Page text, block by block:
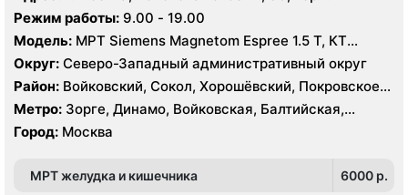
Петровский парк, Сокол, Спартак, Стрешнево,
Строгино, Тушинская, ЦСКА, Щукинская
Режим работы: 9.00 - 19.00
Модель: МРТ Siemens Magnetom Espree 1.5 Т, КТ
Siemens Somatom 40, срезов УЗИ Siemens Acuson
Antares
Округ: Северо-Западный административный округ
Район: Войковский, Сокол, Хорошёвский, Покровское-
Стрешнево, Северное Тушино, Хорошёво-Мнёвники,
Щукино, Южное Тушино
Метро: Зорге, Динамо, Войковская, Балтийская,
Аэропорт, Октябрьское поле, Панфиловская,
Петровский парк, Сокол, Спартак, Стрешнево,
Город: Москва
МРТ желудка и кишечника 6000 p.